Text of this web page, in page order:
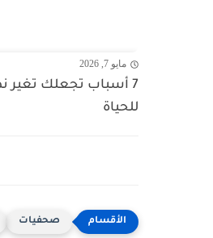
مايو 7, 2026
7 أسباب تجعلك تغير
للحياة
صحفيات